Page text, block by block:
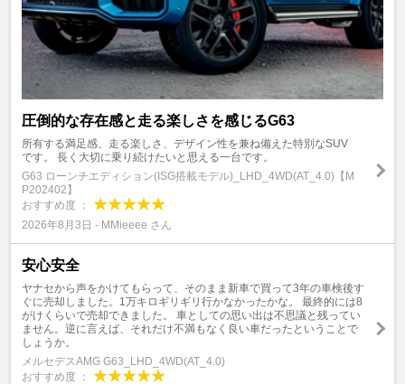
圧倒的な存在感と走る楽しさを感じるG63
所有する満足感、走る楽しさ、デザイン性を兼ね備えた特別なSUV
です。 長く大切に乗り続けたいと思える一台です。
G63 ローンチエディション(ISG搭載モデル)_LHD_4WD(AT_4.0)【M
P202402】
おすすめ度 ：
2026年8月3日 - MMieeee さん
安心安全
ヤナセから声をかけてもらって、そのまま新車で買って3年の車検後す
ぐに売却しました。1万キロギリギリ行かなかったかな。 最終的には8
がけくらいで売却できました。 車としての思い出は不思議と残ってい
ません。逆に言えば、それだけ不満もなく良い車だったということで
しょうか。
メルセデスAMG G63_LHD_4WD(AT_4.0)
おすすめ度 ：